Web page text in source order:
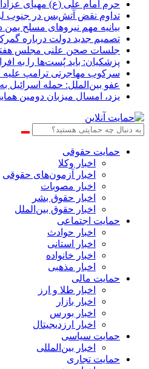
حرم امام علی (ع) مهیای
تداوم نقض آتش‌بس در جنوب
بیانیه مهم نیروهای مسلح
تصمیم جدید دولت درباره
جلسات صحن علنی مجلس هفته
پزشکیان: باید پُست‌ها را به
سرکوب مهاجرتی ترامپ علیه
عفو بین‌الملل: حمله اسرائیل به ۲ خبرنگار لبنانی باید به‌عنوان جنایت جنگی مورد بررسی قرار گیرد
یزد، امسال میزبان دومین
حمایت حقوقی
اخبار وکلا
اخبار آزمون‌های حقوقی
اخبار مصوبات
اخبار حقوق بشر
اخبار حقوق بین‌الملل
حمایت اجتماعی
اخبار حوادث
اخبار استانی
اخبار خانواده
اخبار مذهبی
حمایت مالی
اخبار طلا و ارز
اخبار بازار
اخبار بورس
اخبار ارزدیجیتال
حمایت سیاسی
اخبار بین‌المللی
حمایت تجاری